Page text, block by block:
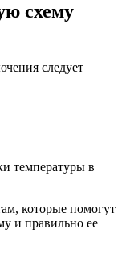
схему
следует
температуры в
которые помогут
и правильно ее